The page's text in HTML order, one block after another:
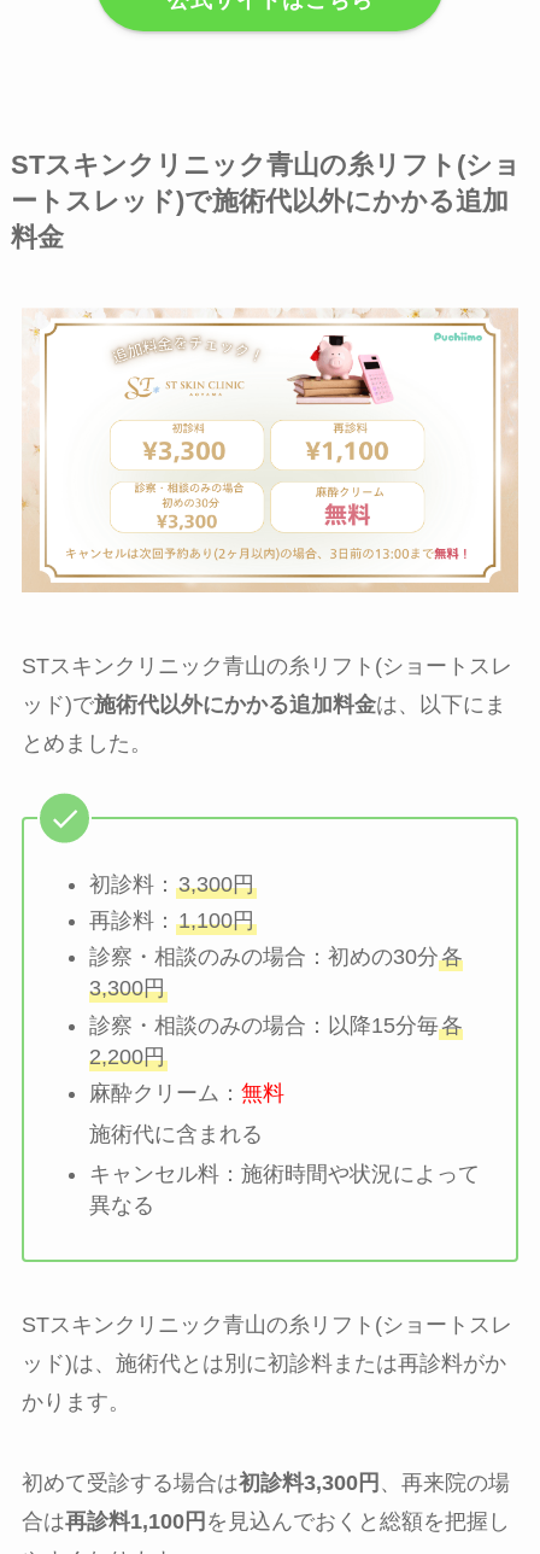
STスキンクリニック青山の糸リフト(ショ
ートスレッド)で施術代以外にかかる追加
料金
STスキンクリニック青山の糸リフト(ショートスレ
ッド)で施術代以外にかかる追加料金は、以下にま
とめました。
初診料： 3,300円
再診料： 1,100円
診察・相談のみの場合：初めの30分各
3,300円
診察・相談のみの場合：以降15分毎各
2,200円
麻酔クリーム： 無料
施術代に含まれる
キャンセル料：施術時間や状況によって
異なる
STスキンクリニック青山の糸リフト(ショートスレ
ッド)は、施術代とは別に初診料または再診料がか
かります。
初めて受診する場合は初診料3,300円 、再来院の場
合は再診料1,100円 を見込んでおくと総額を把握し